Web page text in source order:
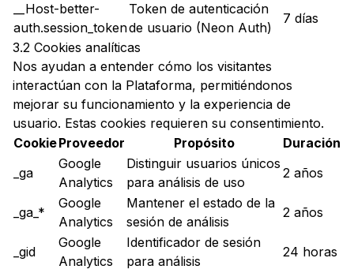
__Host-better-
auth.session_token
Token de autenticación
de usuario (Neon Auth)
7 días
3.2 Cookies analíticas
Nos ayudan a entender cómo los visitantes
interactúan con la Plataforma, permitiéndonos
mejorar su funcionamiento y la experiencia de
usuario. Estas cookies requieren su consentimiento.
CookieProveedor Propósito
Duración
_ga
Google
Analytics
Distinguir usuarios únicos
para análisis de uso
2 años
_ga_*
Google
Analytics
Mantener el estado de la
sesión de análisis
2 años
_gid
Google
Analytics
Identificador de sesión
para análisis
24 horas